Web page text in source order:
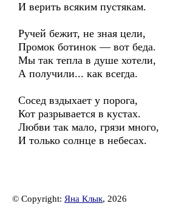
И верить всяким пустякам.
Ручей бежит, не зная цели,
Промок ботинок — вот беда.
Мы так тепла в душе хотели,
А получили... как всегда.
Сосед вздыхает у порога,
Кот разрывается в кустах.
Любви так мало, грязи много,
И только солнце в небесах.
© Copyright: Яна Клык, 2026